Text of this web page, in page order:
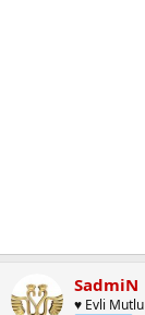
SadmiN
♥ Evli